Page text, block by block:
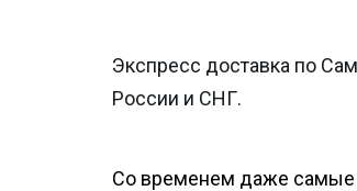
Экспресс доставка по
России и СНГ.
Со временем даже